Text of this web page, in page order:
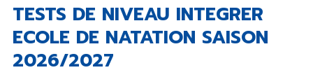
TESTS DE NIVEAU INTEGRER
ECOLE DE NATATION SAISON
2026/2027